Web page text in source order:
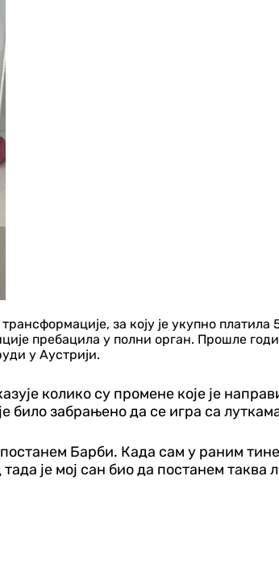
за коју је укупно
пребацила у полни орган. Прошле
у Аустрији.
колико су промене које је
било забрањено да се игра са
Барби. Када сам у раним
је мој сан био да постанем таква